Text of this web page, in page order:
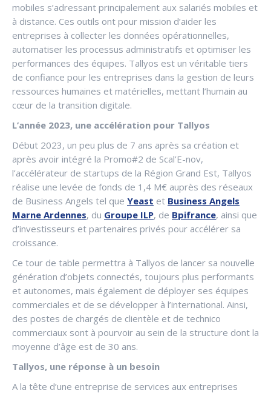
mobiles s’adressant principalement aux salariés mobiles et
à distance. Ces outils ont pour mission d’aider les
entreprises à collecter les données opérationnelles,
automatiser les processus administratifs et optimiser les
performances des équipes. Tallyos est un véritable tiers
de confiance pour les entreprises dans la gestion de leurs
ressources humaines et matérielles, mettant l’humain au
cœur de la transition digitale.
L’année 2023, une accélération pour Tallyos
Début 2023, un peu plus de 7 ans après sa création et
après avoir intégré la Promo#2 de Scal’E-nov,
l’accélérateur de startups de la Région Grand Est, Tallyos
réalise une levée de fonds de 1,4 M€ auprès des réseaux
de Business Angels tel que Yeast et Business Angels
Marne Ardennes, du Groupe ILP, de Bpifrance, ainsi que
d’investisseurs et partenaires privés pour accélérer sa
croissance.
Ce tour de table permettra à Tallyos de lancer sa nouvelle
génération d’objets connectés, toujours plus performants
et autonomes, mais également de déployer ses équipes
commerciales et de se développer à l’international. Ainsi,
des postes de chargés de clientèle et de technico
commerciaux sont à pourvoir au sein de la structure dont la
moyenne d’âge est de 30 ans.
Tallyos, une réponse à un besoin
A la tête d’une entreprise de services aux entreprises